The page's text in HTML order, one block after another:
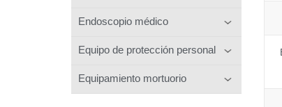
Endoscopio médico
Equipo de protección personal
Equipamiento mortuorio